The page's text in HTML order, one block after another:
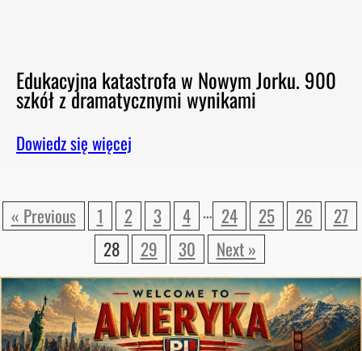
Edukacyjna katastrofa w Nowym Jorku. 900
szkół z dramatycznymi wynikami
Dowiedz się więcej
« Previous 1 2 3 4 … 24 25 26
27
28
29 30 Next »